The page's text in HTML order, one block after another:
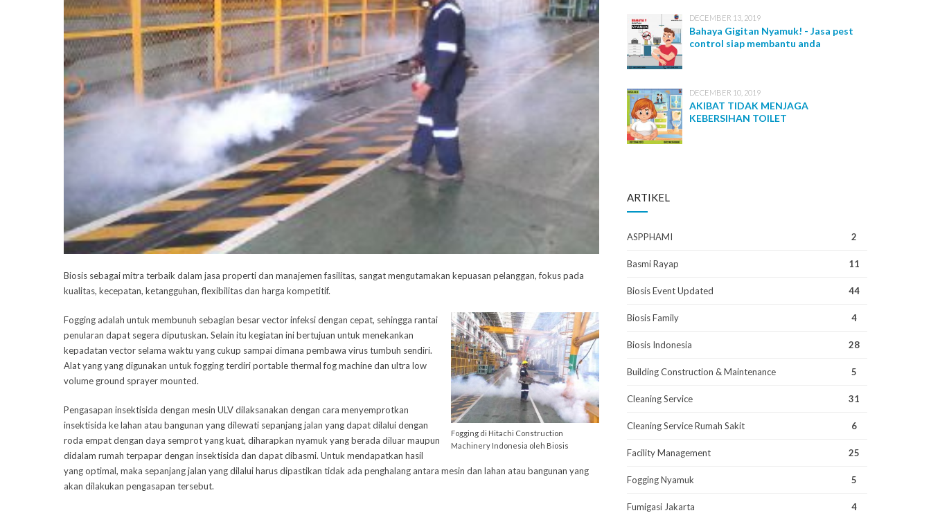
Biosis sebagai mitra terbaik dalam jasa properti dan manajemen fasilitas, sangat mengutamakan kepuasan pelanggan, fokus pada
kualitas, kecepatan, ketangguhan, flexibilitas dan harga kompetitif.
Fogging di Hitachi Construction
Machinery Indonesia oleh Biosis
Fogging adalah untuk membunuh sebagian besar vector infeksi dengan cepat, sehingga rantai
penularan dapat segera diputuskan. Selain itu kegiatan ini bertujuan untuk menekankan
kepadatan vector selama waktu yang cukup sampai dimana pembawa virus tumbuh sendiri.
Alat yang yang digunakan untuk fogging terdiri portable thermal fog machine dan ultra low
volume ground sprayer mounted.
Pengasapan insektisida dengan mesin ULV dilaksanakan dengan cara menyemprotkan
insektisida ke lahan atau bangunan yang dilewati sepanjang jalan yang dapat dilalui dengan
roda empat dengan daya semprot yang kuat, diharapkan nyamuk yang berada diluar maupun
didalam rumah terpapar dengan insektisida dan dapat dibasmi. Untuk mendapatkan hasil
yang optimal, maka sepanjang jalan yang dilalui harus dipastikan tidak ada penghalang antara mesin dan lahan atau bangunan yang
akan dilakukan pengasapan tersebut.
DECEMBER 13, 2019
Bahaya Gigitan Nyamuk! - Jasa pest
control siap membantu anda
DECEMBER 10, 2019
AKIBAT TIDAK MENJAGA
KEBERSIHAN TOILET
ARTIKEL
ASPPHAMI 2
Basmi Rayap 11
Biosis Event Updated 44
Biosis Family 4
Biosis Indonesia 28
Building Construction & Maintenance 5
Cleaning Service 31
Cleaning Service Rumah Sakit 6
Facility Management 25
Fogging Nyamuk 5
Fumigasi Jakarta 4